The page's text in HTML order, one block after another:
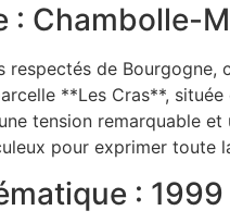
: Chambolle-
respectés de
**Les Cras**,
tension remarquable
pour exprimer toute
: 1999